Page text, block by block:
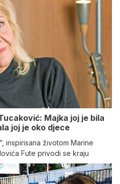
Majka joj je bila
joj je oko djece
inspirisana životom Marine
Fute privodi se kraju